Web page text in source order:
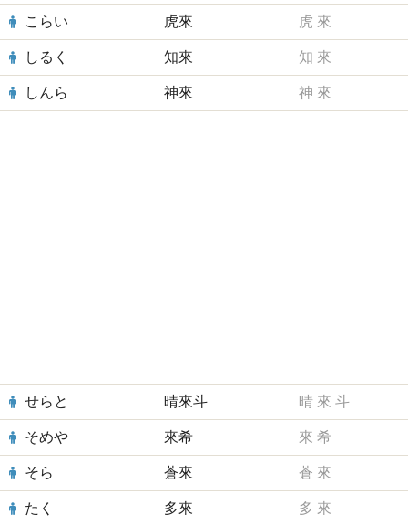
こらい 虎來 虎 來
しるく 知來 知 來
しんら 神來 神 來
せらと 晴來斗 晴 來 斗
そめや 來希 來 希
そら 蒼來 蒼 來
たく 多來 多 來